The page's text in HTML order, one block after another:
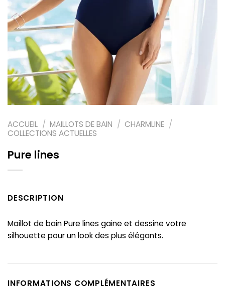
ACCUEIL / MAILLOTS DE BAIN / CHARMLINE /
COLLECTIONS ACTUELLES
Pure lines
DESCRIPTION
Maillot de bainPure lines gaine et dessine votre
silhouette pourunlookdes plus élégants.
INFORMATIONS COMPLÉMENTAIRES